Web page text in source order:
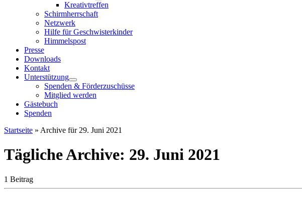
Kreativtreffen
Schirmherrschaft
Netzwerk
Hilfe für Geschwisterkinder
Himmelspost
Presse
Downloads
Kontakt
Unterstützung
Spenden & Förderzuschüsse
Mitglied werden
Gästebuch
Spenden
Startseite » Archive für 29. Juni 2021
Tägliche Archive: 29. Juni 2021
1 Beitrag